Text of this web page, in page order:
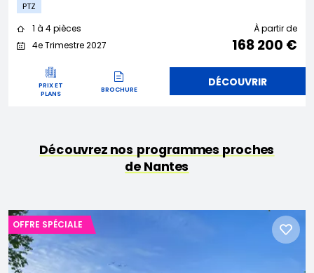
PTZ
1 à 4 pièces
4e Trimestre 2027
À partir de
168 200 €
PRIX ET
PLANS
BROCHURE
DÉCOUVRIR
Découvrez nos programmes proches
de Nantes
OFFRE SPÉCIALE